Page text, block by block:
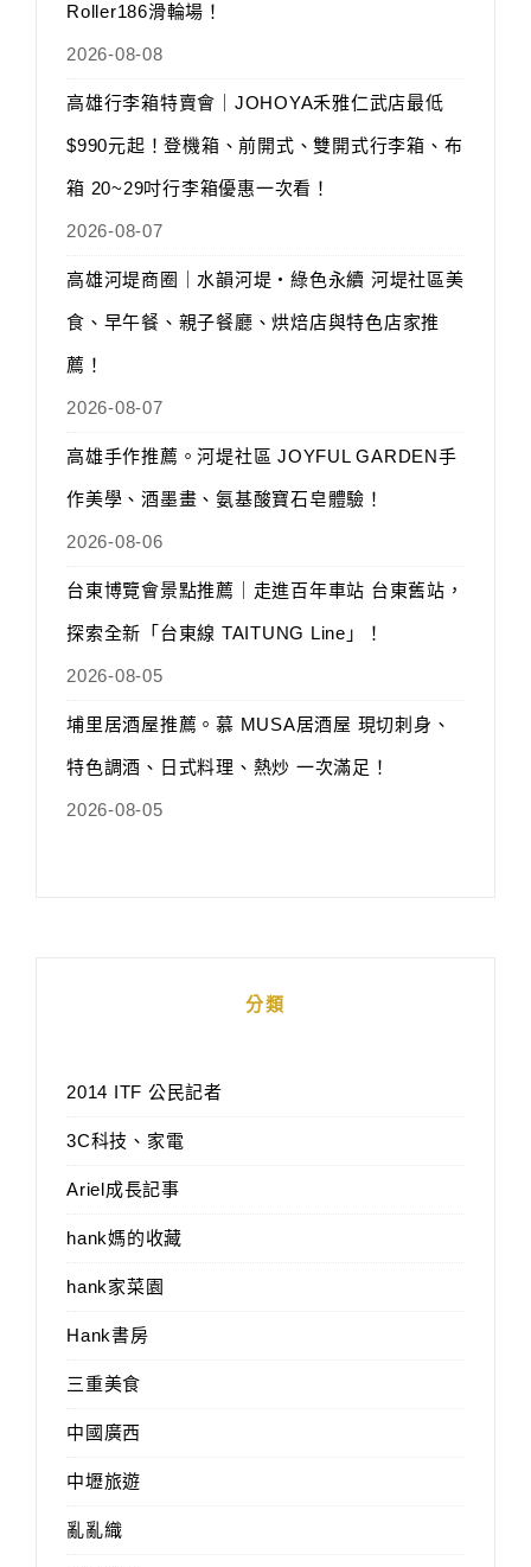
Roller186滑輪場！
2026-08-08
高雄行李箱特賣會｜JOHOYA禾雅仁武店最低
$990元起！登機箱、前開式、雙開式行李箱、布
箱 20~29吋行李箱優惠一次看！
2026-08-07
高雄河堤商圈｜水韻河堤‧綠色永續 河堤社區美
食、早午餐、親子餐廳、烘焙店與特色店家推
薦！
2026-08-07
高雄手作推薦。河堤社區 JOYFUL GARDEN手
作美學、酒墨畫、氨基酸寶石皂體驗！
2026-08-06
台東博覽會景點推薦｜走進百年車站 台東舊站，
探索全新「台東線 TAITUNG Line」！
2026-08-05
埔里居酒屋推薦。慕 MUSA居酒屋 現切刺身、
特色調酒、日式料理、熱炒 一次滿足！
2026-08-05
分類
2014 ITF 公民記者
3C科技、家電
Ariel成長記事
hank媽的收藏
hank家菜園
Hank書房
三重美食
中國廣西
中壢旅遊
亂亂織